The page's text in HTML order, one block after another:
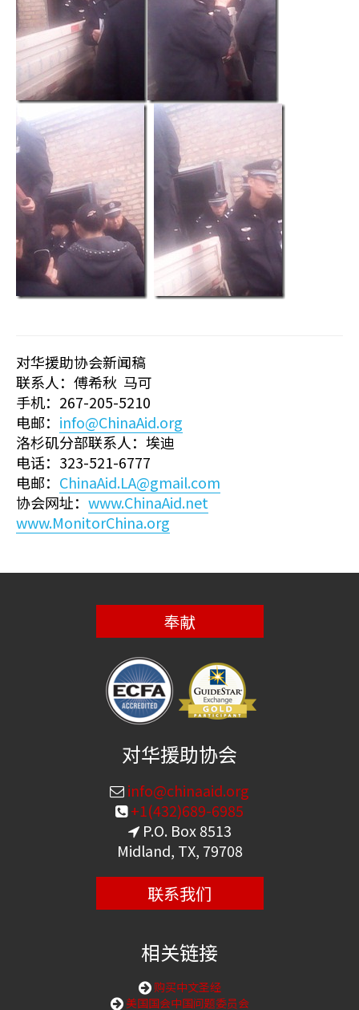
对华援助协会新闻稿
联系人：傅希秋 马可
手机：267-205-5210
电邮： info@ChinaAid.org
洛杉矶分部联系人：埃迪
电话：323-521-6777
电邮： ChinaAid.LA@gmail.com
协会网址： www.ChinaAid.net
www.MonitorChina.org
奉献
对华援助协会
info@chinaaid.org
+1(432)689-6985
P.O. Box 8513
Midland, TX, 79708
联系我们
相关链接
购买中文圣经
美国国会中国问题委员会